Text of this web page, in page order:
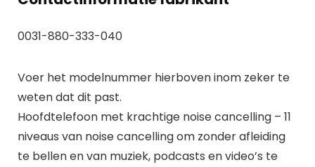
0031-880-333-040
Voer het modelnummer hierboven inom zeker te
weten dat dit past.
Hoofdtelefoon met krachtige noise cancelling – 11
niveaus van noise cancelling om zonder afleiding
te bellen en van muziek, podcasts en video’s te